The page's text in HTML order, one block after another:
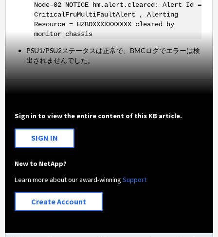
Node-02 NOTICE hm.alert.cleared: Alert Id =
CriticalFruMultiFaultAlert , Alerting
Resource = HZBDXXXXXXXXXX cleared by
monitor chassis
PSU1/PSU2ステータスは正常で、BMCログでエラーは検
出されませんでした。
Sign in to view the entire content of this KB article.
SIGN IN
New to NetApp?
Learn more about our award-winningSupport
Create Account